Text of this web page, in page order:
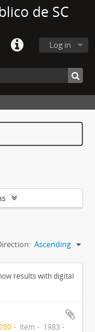
de SC
Log in
Ascending
results with digital
Item
1983